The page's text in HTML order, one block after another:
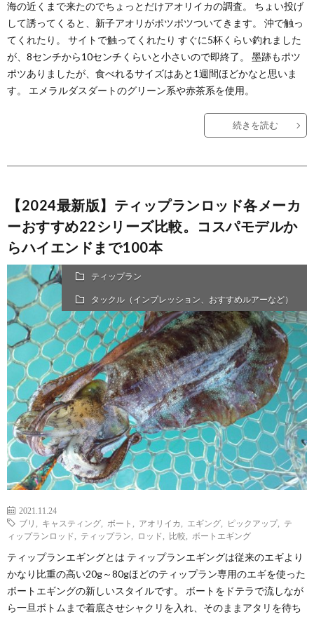
海の近くまで来たのでちょっとだけアオリイカの調査。 ちょい投げ
して誘ってくると、新子アオリがポツポツついてきます。 沖で触っ
てくれたり。 サイトで触ってくれたり すぐに5杯くらい釣れました
が、8センチから10センチくらいと小さいので即終了。 墨跡もポツ
ポツありましたが、食べれるサイズはあと1週間ほどかなと思いま
す。 エメラルダスダートのグリーン系や赤茶系を使用。
続きを読む
【2024最新版】ティップランロッド各メーカ
ーおすすめ22シリーズ比較。コスパモデルか
らハイエンドまで100本
ティップラン
タックル（インプレッション、おすすめルアーなど）
2021.11.24
ブリ
キャスティング ボート アオリイカ エギング ピックアップ, テ
ィップランロッド
ティップラン ロッド 比較 ボートエギング
ティップランエギングとは ティップランエギングは従来のエギより
かなり比重の高い20g～80gほどのティップラン専用のエギを使った
ボートエギングの新しいスタイルです。 ボートをドテラで流しなが
ら一旦ボトムまで着底させシャクリを入れ、そのままアタリを待ち